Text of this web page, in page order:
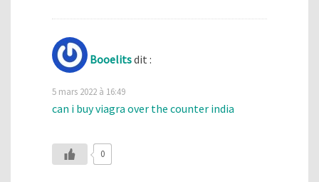
Booelitsdit :
5 mars 2022 à 16:49
can i buy viagra over the counter india
0